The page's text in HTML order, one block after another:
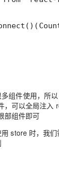
组件使用，所
可以全局注入
部组件即可
store 时，我